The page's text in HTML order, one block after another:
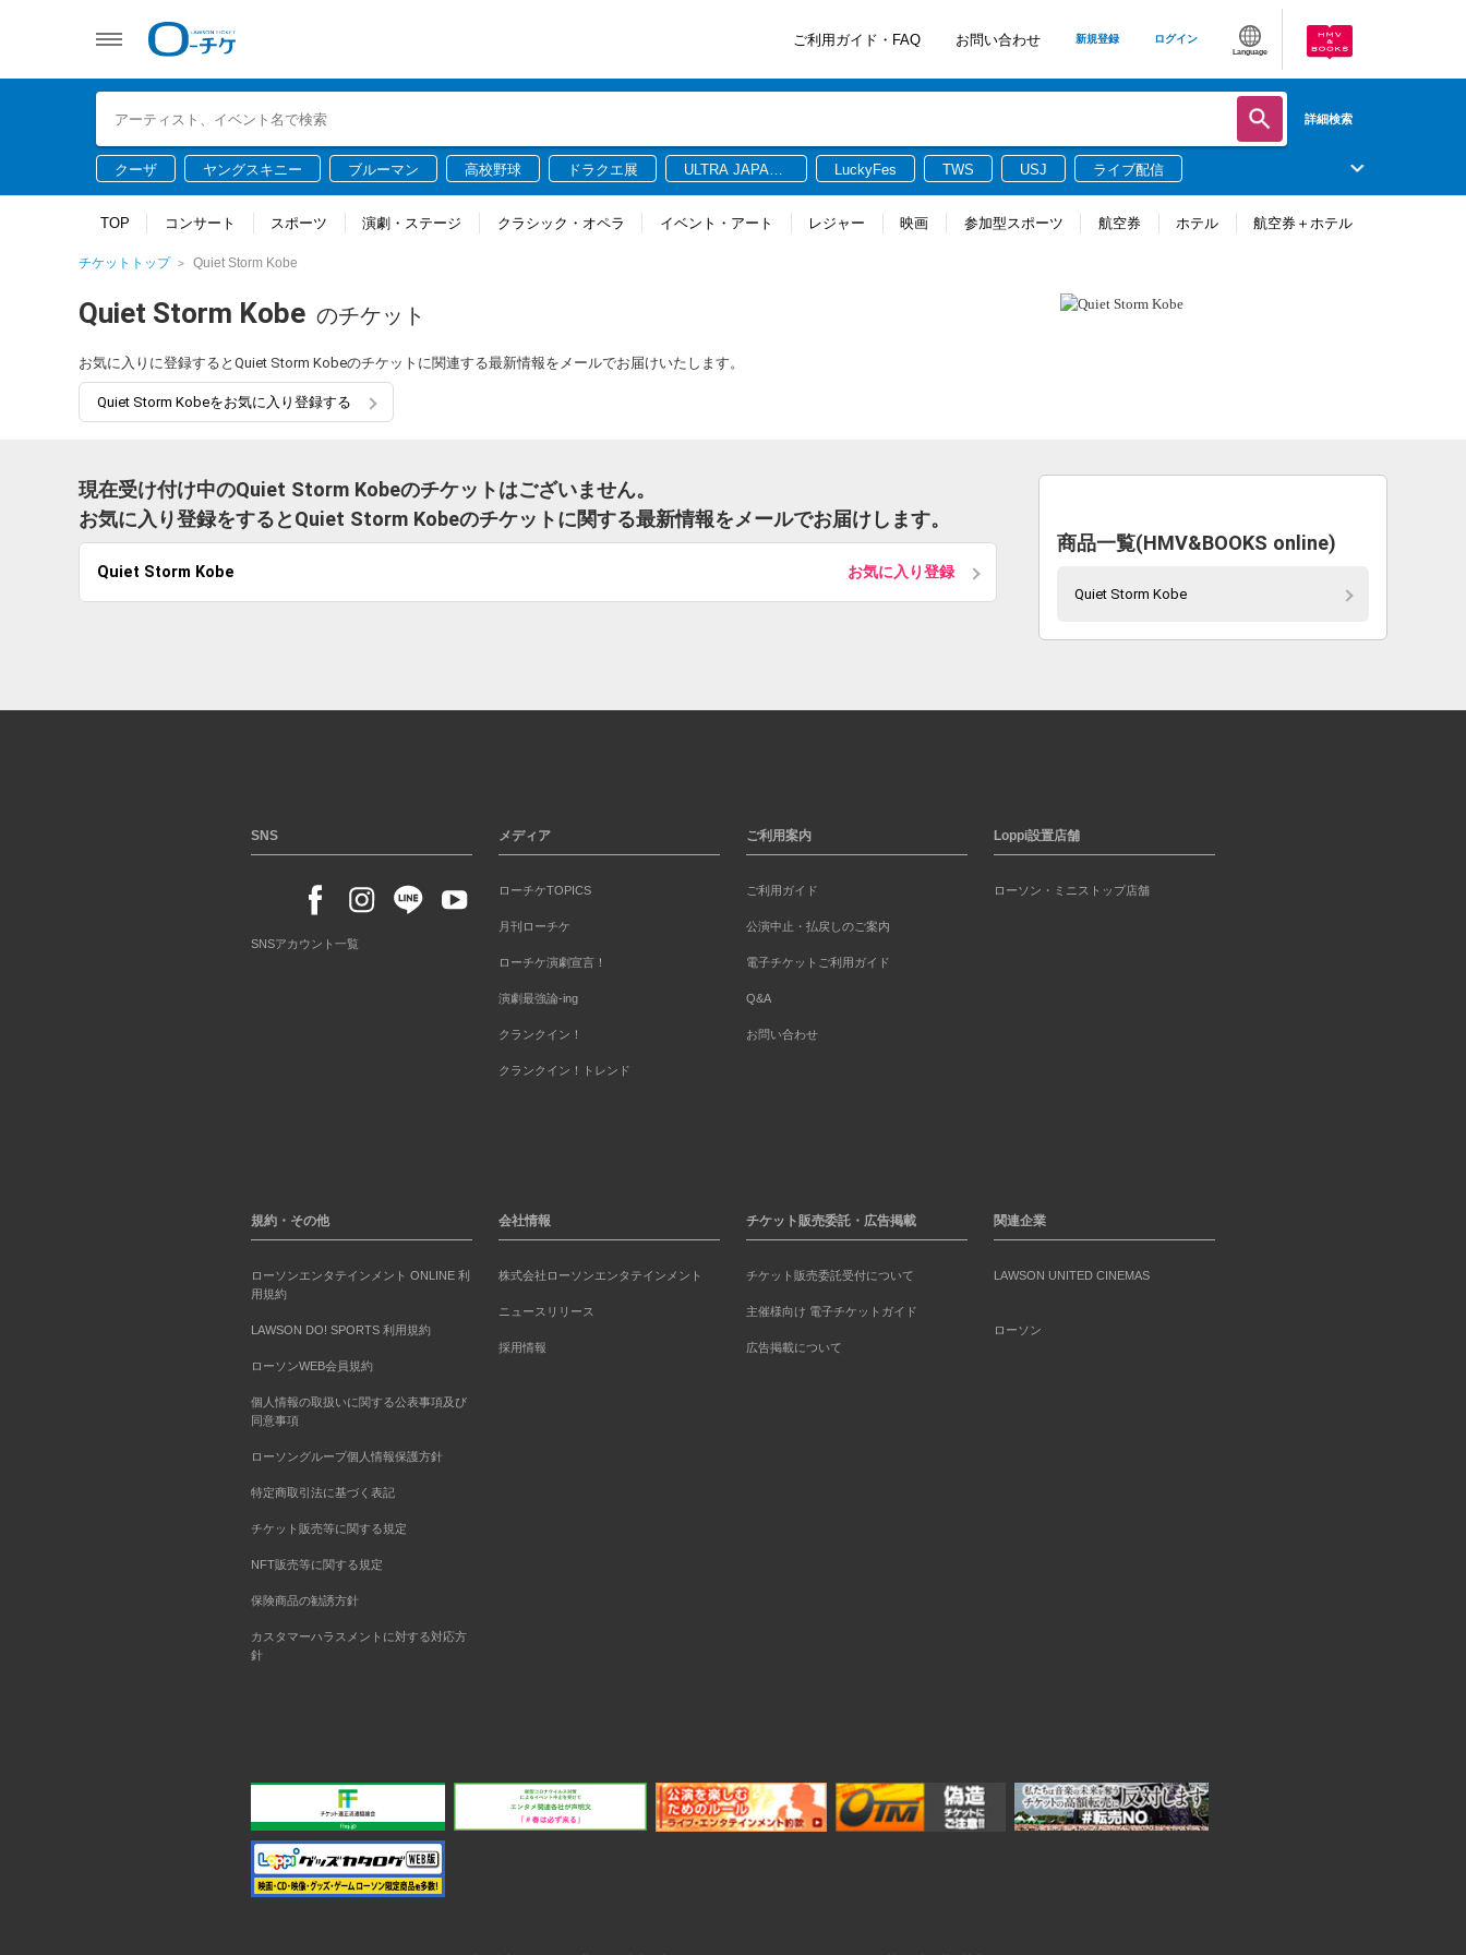
ご利用ガイド・FAQ お問い合わせ 新規登録 ログイン
Language
詳細検索
クーザ ヤングスキニー ブルーマン 高校野球 ドラクエ展
ULTRA JAPAN
LuckyFes TWS USJ ライブ配信
TOP コンサート スポーツ 演劇・ステージ クラシック・オペラ イベント・アート レジャー 映画 参加型スポーツ 航空券 ホテル 航空券＋ホテル
チケットトップ Quiet Storm Kobe
Quiet Storm Kobe のチケット
お気に入りに登録するとQuiet Storm Kobeのチケットに関連する最新情報をメールでお届けいたします。
Quiet Storm Kobeをお気に入り登録する
現在受け付け中のQuiet Storm Kobeのチケットはございません。
お気に入り登録をするとQuiet Storm Kobeのチケットに関する最新情報をメールでお届けします。
Quiet Storm Kobe お気に入り登録
商品一覧(HMV&BOOKS online)
Quiet Storm Kobe
SNS
SNSアカウント一覧
メディア
ローチケTOPICS
月刊ローチケ
ローチケ演劇宣言！
演劇最強論-ing
クランクイン！
クランクイン！トレンド
ご利用案内
ご利用ガイド
公演中止・払戻しのご案内
電子チケットご利用ガイド
Q&A
お問い合わせ
Loppi設置店舗
ローソン・ミニストップ店舗
規約・その他
ローソンエンタテインメント ONLINE 利
用規約
LAWSON DO! SPORTS 利用規約
ローソンWEB会員規約
個人情報の取扱いに関する公表事項及び
同意事項
ローソングループ個人情報保護方針
特定商取引法に基づく表記
チケット販売等に関する規定
NFT販売等に関する規定
保険商品の勧誘方針
カスタマーハラスメントに対する対応方
針
会社情報
株式会社ローソンエンタテインメント
ニュースリリース
採用情報
チケット販売委託・広告掲載
チケット販売委託受付について
主催様向け 電子チケットガイド
広告掲載について
関連企業
LAWSON UNITED CINEMAS
ローソン